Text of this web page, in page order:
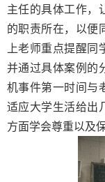
主任的具体工作，
的职责所在，以便
上老师重点提醒同
并通过具体案例的
机事件第一时间与
适应大学生活给出
方面学会尊重以及